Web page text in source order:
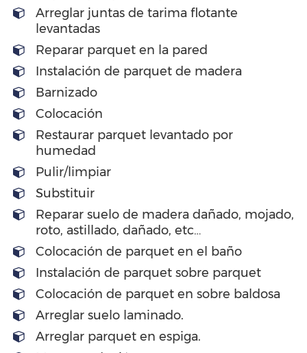
Arreglar juntas de tarima flotante
levantadas
Reparar parquet en la pared
Instalación de parquet de madera
Barnizado
Colocación
Restaurar parquet levantado por
humedad
Pulir/limpiar
Substituir
Reparar suelo de madera dañado, mojado,
roto, astillado, dañado, etc…
Colocación de parquet en el baño
Instalación de parquet sobre parquet
Colocación de parquet en sobre baldosa
Arreglar suelo laminado.
Arreglar parquet en espiga.